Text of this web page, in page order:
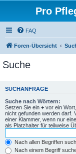
Pro
FAQ
Foren-Übersicht
Suche
SUCHANFRAGE
Suche nach Wörtern:
Setzen Sie ein + vor ein
nicht gefunden werden darf.
einer Klammer, wenn nur
als Platzhalter für teilweise
Nach allen Begriffen
Nach einem Begriff